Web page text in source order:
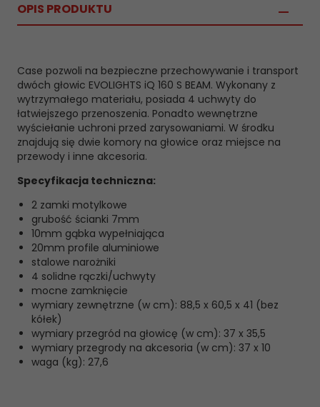
OPIS PRODUKTU
Case pozwoli na bezpieczne przechowywanie i transport
dwóch głowic EVOLIGHTS iQ 160 S BEAM. Wykonany z
wytrzymałego materiału, posiada 4 uchwyty do
łatwiejszego przenoszenia. Ponadto wewnętrzne
wyściełanie uchroni przed zarysowaniami. W środku
znajdują się dwie komory na głowice oraz miejsce na
przewody i inne akcesoria.
Specyfikacja techniczna:
2 zamki motylkowe
grubość ścianki 7mm
10mm gąbka wypełniająca
20mm profile aluminiowe
stalowe narożniki
4 solidne rączki/uchwyty
mocne zamknięcie
wymiary zewnętrzne (w cm): 88,5 x 60,5 x 41 (bez
kółek)
wymiary przegród na głowicę (w cm): 37 x 35,5
wymiary przegrody na akcesoria (w cm): 37 x 10
waga (kg): 27,6